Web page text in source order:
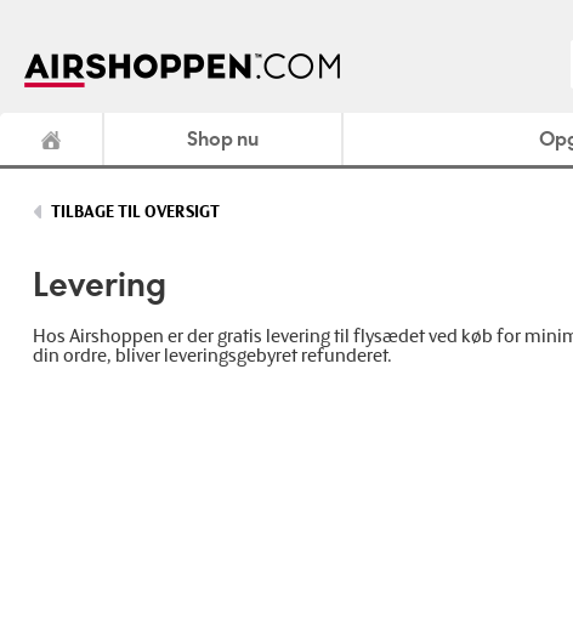
Shop nu
TILBAGE TIL OVERSIGT
Levering
Hos Airshoppen er der gratis levering til flysædet ved køb for
din ordre, bliver leveringsgebyret refunderet.